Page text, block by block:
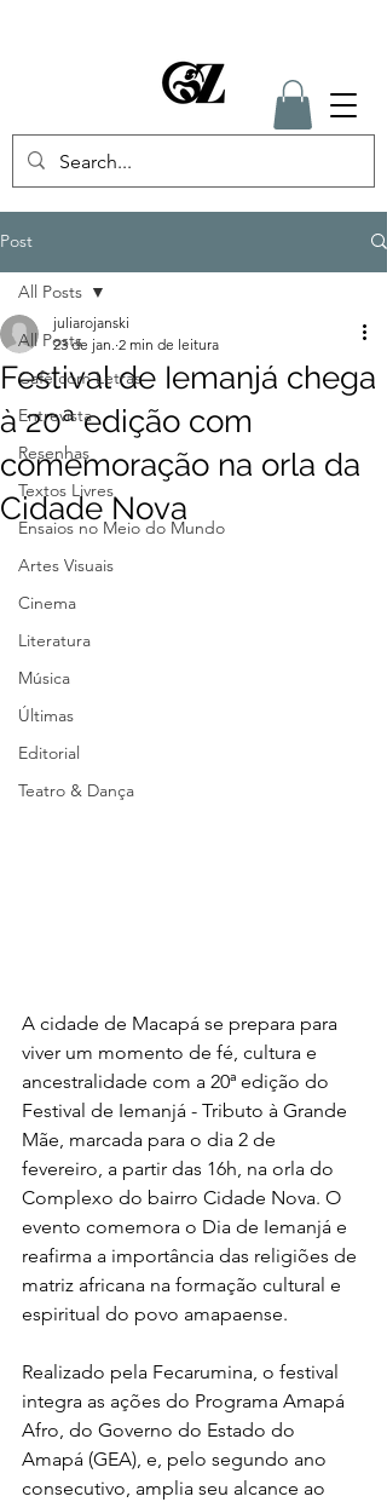
Post
All Posts
Café com Letras
Entrevista
Resenhas
Textos Livres
Ensaios no Meio do Mundo
Artes Visuais
Cinema
Literatura
Música
Últimas
Editorial
Teatro & Dança
All Posts
Festival de Iemanjá chega
à 20ª edição com
comemoração na orla da
Cidade Nova
juliarojanski
23 de jan. 2 min de leitura
A cidade de Macapá se prepara para
viver um momento de fé, cultura e
ancestralidade com a 20ª edição do
Festival de Iemanjá - Tributo à Grande
Mãe, marcada para o dia 2 de
fevereiro, a partir das 16h, na orla do
Complexo do bairro Cidade Nova. O
evento comemora o Dia de Iemanjá e
reafirma a importância das religiões de
matriz africana na formação cultural e
espiritual do povo amapaense.
Realizado pela Fecarumina, o festival
integra as ações do Programa Amapá
Afro, do Governo do Estado do
Amapá (GEA), e, pelo segundo ano
consecutivo, amplia seu alcance ao